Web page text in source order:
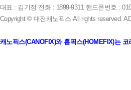
대표 : 김기정 전화 : 1899-9311 핸드폰번호 :
Copyright © 대전캐노픽스 All rights reserved.
캐노픽스(CANOFIX)와 홈픽스(HOMEFIX)는